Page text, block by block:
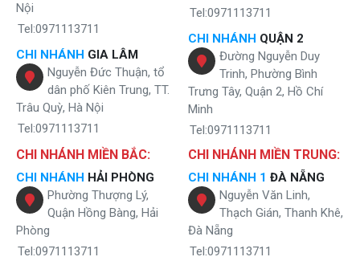
Nội
Tel:0971113711
CHI NHÁNH GIA LÂM
Nguyễn Đức Thuận, tổ
dân phố Kiên Trung, TT.
Trâu Quỳ, Hà Nội
Tel:0971113711
Tel:0971113711
CHI NHÁNH QUẬN 2
Đường Nguyễn Duy
Trinh, Phường Bình
Trưng Tây, Quận 2, Hồ Chí
Minh
Tel:0971113711
CHI NHÁNH MIỀN BẮC:
CHI NHÁNH HẢI PHÒNG
Phường Thượng Lý,
Quận Hồng Bàng, Hải
Phòng
Tel:0971113711
CHI NHÁNH MIỀN TRUNG:
CHI NHÁNH 1 ĐÀ NẴNG
Nguyễn Văn Linh,
Thạch Gián, Thanh Khê,
Đà Nẵng
Tel:0971113711